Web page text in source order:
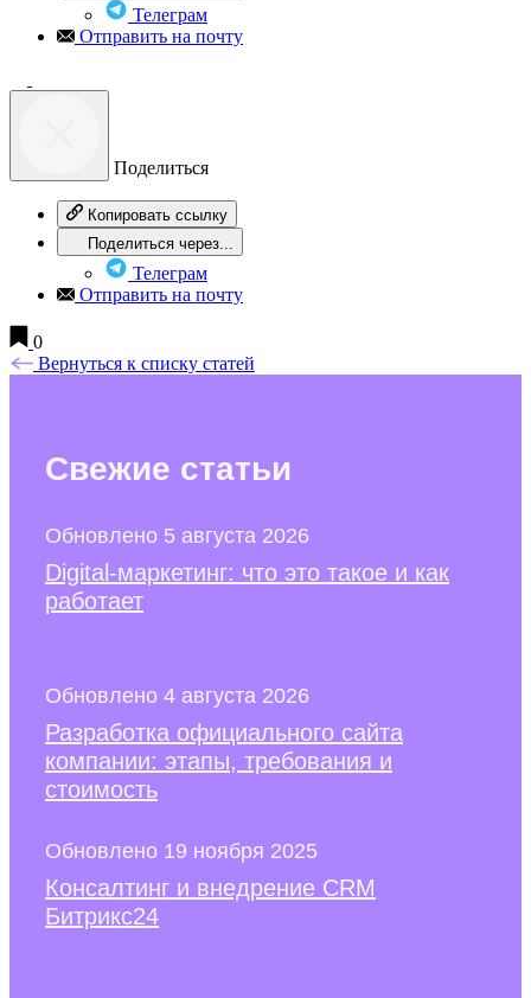
Телеграм
Отправить на почту
Поделиться
Копировать ссылку
Поделиться через...
Телеграм
Отправить на почту
0
Вернуться к списку статей
Свежие статьи
Обновлено 5 августа 2026
Digital-маркетинг: что это такое и как
работает
Обновлено 4 августа 2026
Разработка официального сайта
компании: этапы, требования и
стоимость
Обновлено 19 ноября 2025
Консалтинг и внедрение CRM
Битрикс24